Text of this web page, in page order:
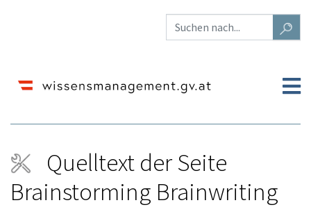
Quelltext der Seite
Brainstorming Brainwriting